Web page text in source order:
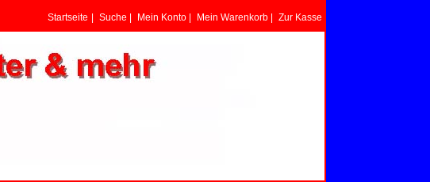
Startseite Suche Mein Konto Mein Warenkorb Zur Kasse